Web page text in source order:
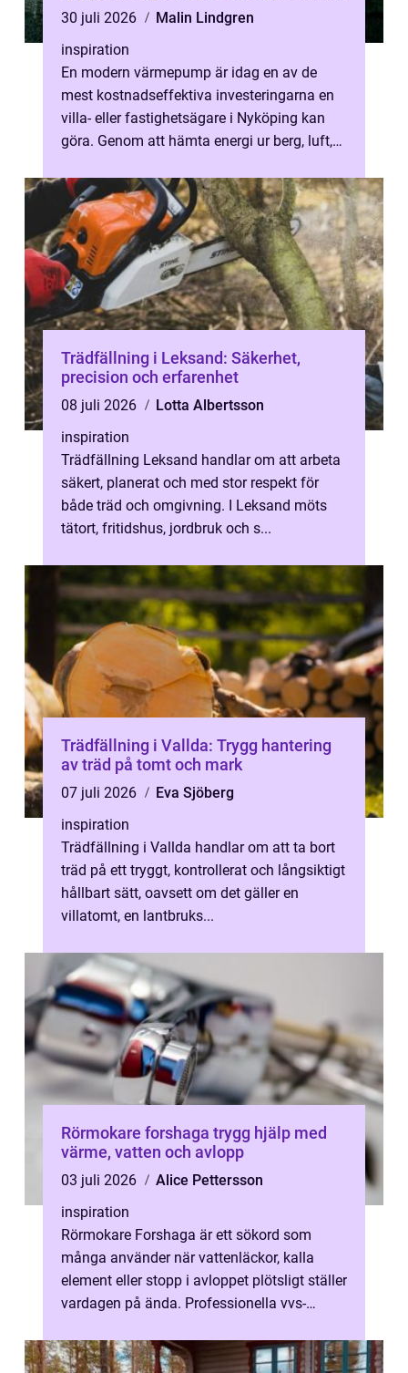
30 juli 2026
Malin Lindgren
inspiration
En modern värmepump är idag en av de
mest kostnadseffektiva investeringarna en
villa- eller fastighetsägare i Nyköping kan
göra. Genom att hämta energi ur berg, luft,
Trädfällning i Leksand: Säkerhet,
precision och erfarenhet
08 juli 2026
Lotta Albertsson
inspiration
Trädfällning Leksand handlar om att arbeta
säkert, planerat och med stor respekt för
både träd och omgivning. I Leksand möts
tätort, fritidshus, jordbruk och s...
Trädfällning i Vallda: Trygg hantering
av träd på tomt och mark
07 juli 2026
Eva Sjöberg
inspiration
Trädfällning i Vallda handlar om att ta bort
träd på ett tryggt, kontrollerat och långsiktigt
hållbart sätt, oavsett om det gäller en
villatomt, en lantbruks...
Rörmokare forshaga trygg hjälp med
värme, vatten och avlopp
03 juli 2026
Alice Pettersson
inspiration
Rörmokare Forshaga är ett sökord som
många använder när vattenläckor, kalla
element eller stopp i avloppet plötsligt ställer
vardagen på ända. Professionella vvs-